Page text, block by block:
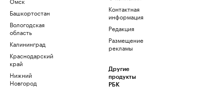
Башкортостан
Вологодская
область
Калининград
Краснодарский
край
Нижний
Новгород
Контактная
информация
Редакция
Размещение
рекламы
Другие
продукты
РБК